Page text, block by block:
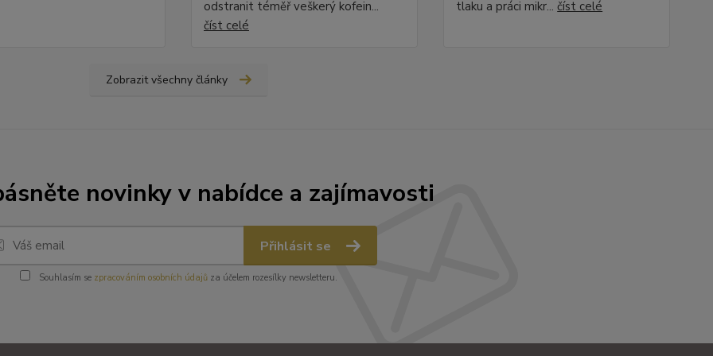
odstranit téměř veškerý kofein...
číst celé
tlaku a práci mikr...číst celé
Zobrazit všechny články
novinky v nabídce a zajímavosti
Přihlásit se
Souhlasím se zpracováním osobních údajůza účelem rozesílky newsletteru.